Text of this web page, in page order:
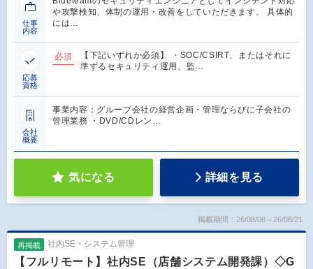
仕事
内容
や攻撃検知、体制の運用・改善をしていただきます。 具体的
には…
応募
資格
必須
【下記いずれか必須】 ・SOC/CSIRT、またはそれに
準ずるセキュリティ運用、監…
会社
概要
事業内容：グループ会社の経営企画・管理ならびに子会社の
管理業務 ・DVD/CDレン…
気になる 詳細を見る
掲載期間：26/08/08～26/08/21
再掲載 社内SE・システム管理
【フルリモート】社内SE（店舗システム開発課）◇G